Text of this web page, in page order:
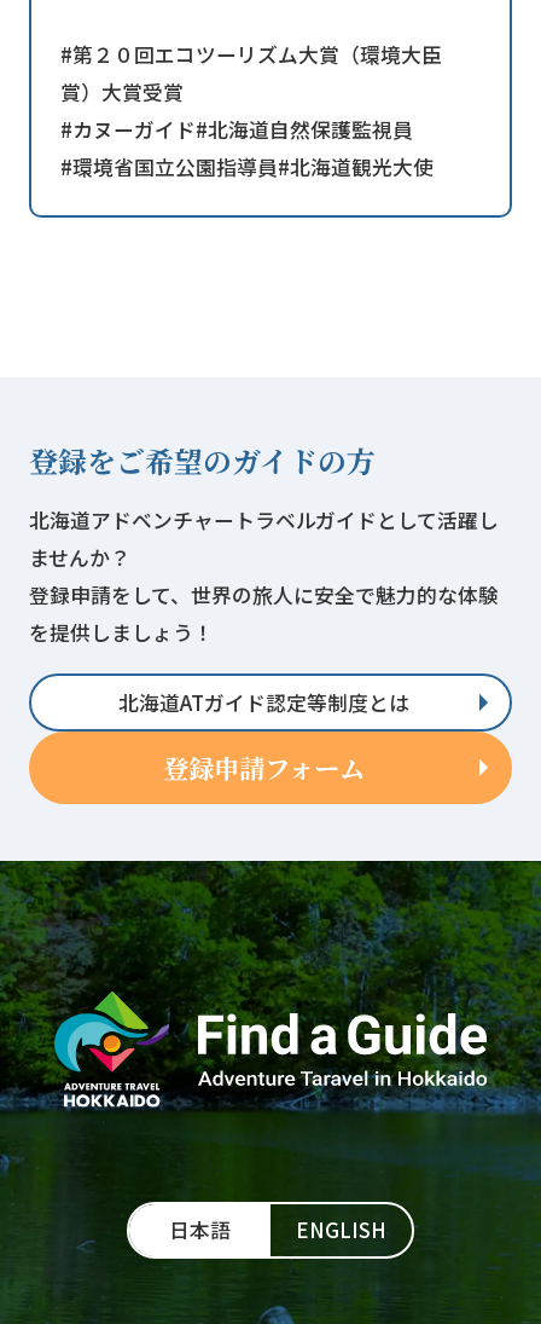
作り」を行ってきました。
今後は支笏湖がさらに発展することを目指し
つつ、このエリアの経験を他地域の活性化の
為に役立てたいと思い活動中
#第２０回エコツーリズム大賞（環境大臣
賞）大賞受賞
#カヌーガイド#北海道自然保護監視員
#環境省国立公園指導員#北海道観光大使
登録をご希望のガイドの方
北海道アドベンチャートラベルガイドとして活躍し
ませんか？
登録申請をして、世界の旅人に安全で魅力的な体験
を提供しましょう！
北海道ATガイド認定等制度とは
登録申請フォーム
日本語 ENGLISH